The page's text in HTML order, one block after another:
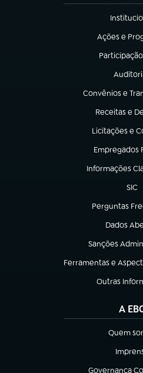
(abre em
Ações e
(abre em
(abre em
(abre
Convênios e
(abre em nova
Receitas e
(abre em
Licitações e
(abre em
Empregados
(abre em
Informações
(abre em nova
SIC
Perguntas
(abre em
Dados
(abre em
Sanções
(abre em nova
Ferramentas e
(abre em nova aba)
Outras
(abre em
A
Quem
(abre em
(abre
Governança